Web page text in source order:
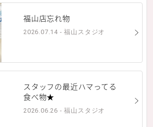
福山店忘れ物
2026.07.14 - 福山スタジオ
スタッフの最近ハマってる
食べ物★
2026.06.26 - 福山スタジオ